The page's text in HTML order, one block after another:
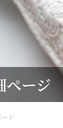
ページ
ジ